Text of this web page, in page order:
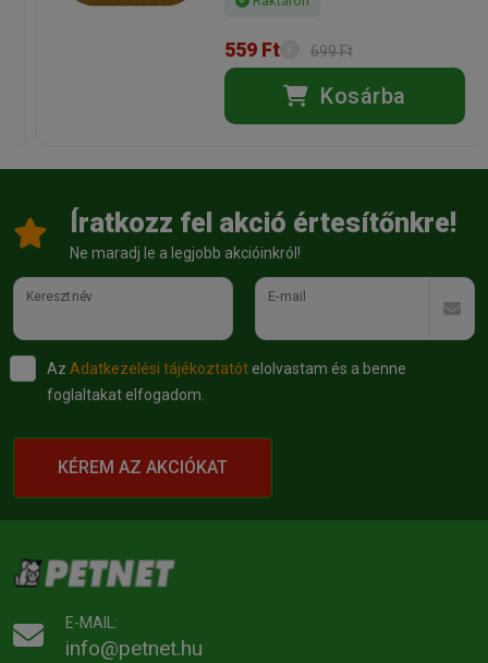
559 Ft 699 Ft
Kosárba
Íratkozz fel akció értesítőnkre!
Ne maradj le a legjobb akcióinkról!
Keresztnév E-mail
Az Adatkezelési tájékoztatót elolvastam és a benne
foglaltakat elfogadom.
KÉREM AZ AKCIÓKAT
E-MAIL:
info@petnet.hu